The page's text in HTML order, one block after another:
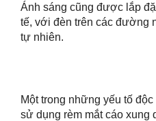
Ánh sáng cũng được lắp
tế, với đèn trên các đường
tự nhiên.
Một trong những yếu tố
sử dụng rèm mắt cáo xung